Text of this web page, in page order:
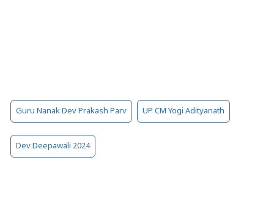
Guru Nanak Dev Prakash Parv UP CM Yogi Adityanath
Dev Deepawali 2024